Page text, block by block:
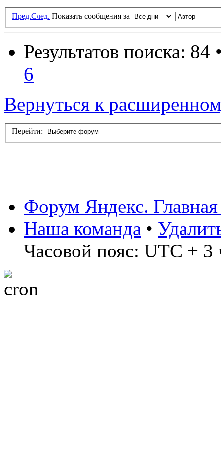
Пред.След. Показать сообщения за
Результатов поиска: 84
6
Вернуться к
Перейти:
Форум Яндекс.
Наша команда •
Часовой пояс: UTC + 3